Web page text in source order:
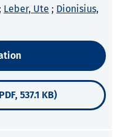
Leber, Ute ; Dionisius,
537.1 KB)